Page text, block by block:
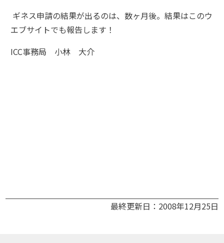
ギネス申請の結果が出るのは、数ヶ月後。結果はこのウ
エブサイトでも報告します！
ICC事務局 小林 大介
最終更新日：2008年12月25日